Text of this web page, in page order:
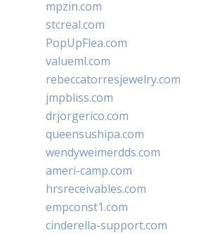
mpzin.com
stcreal.com
PopUpFlea.com
valueml.com
rebeccatorresjewelry.com
jmpbliss.com
drjorgerico.com
queensushipa.com
wendyweimerdds.com
ameri-camp.com
hrsreceivables.com
empconst1.com
cinderella-support.com